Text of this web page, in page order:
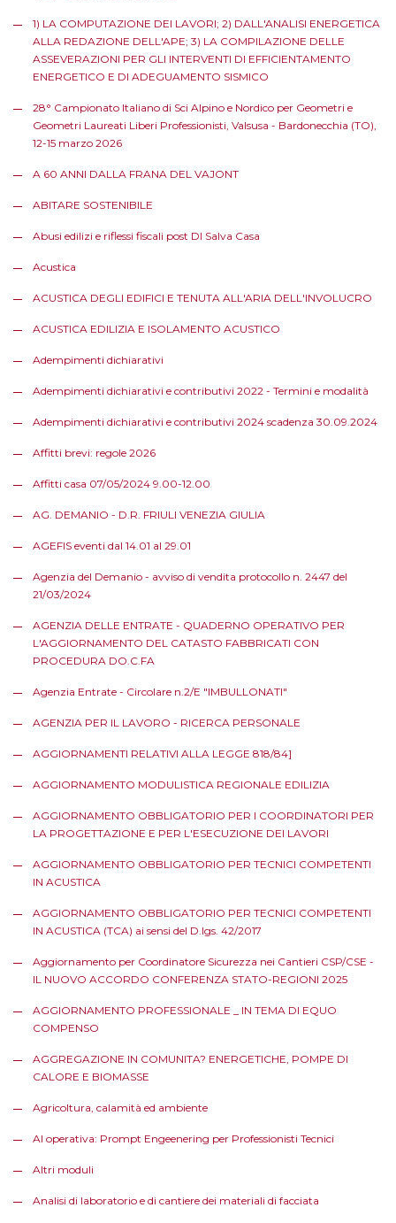
1) LA COMPUTAZIONE DEI LAVORI; 2) DALL'ANALISI ENERGETICA
ALLA REDAZIONE DELL'APE; 3) LA COMPILAZIONE DELLE
ASSEVERAZIONI PER GLI INTERVENTI DI EFFICIENTAMENTO
ENERGETICO E DI ADEGUAMENTO SISMICO
28° Campionato Italiano di Sci Alpino e Nordico per Geometri e
Geometri Laureati Liberi Professionisti, Valsusa - Bardonecchia (TO),
12-15 marzo 2026
A 60 ANNI DALLA FRANA DEL VAJONT
ABITARE SOSTENIBILE
Abusi edilizi e riflessi fiscali post DI Salva Casa
Acustica
ACUSTICA DEGLI EDIFICI E TENUTA ALL'ARIA DELL'INVOLUCRO
ACUSTICA EDILIZIA E ISOLAMENTO ACUSTICO
Adempimenti dichiarativi
Adempimenti dichiarativi e contributivi 2022 - Termini e modalità
Adempimenti dichiarativi e contributivi 2024 scadenza 30.09.2024
Affitti brevi: regole 2026
Affitti casa 07/05/2024 9.00-12.00
AG. DEMANIO - D.R. FRIULI VENEZIA GIULIA
AGEFIS eventi dal 14.01 al 29.01
Agenzia del Demanio - avviso di vendita protocollo n. 2447 del
21/03/2024
AGENZIA DELLE ENTRATE - QUADERNO OPERATIVO PER
L'AGGIORNAMENTO DEL CATASTO FABBRICATI CON
PROCEDURA DO.C.FA
Agenzia Entrate - Circolare n.2/E "IMBULLONATI"
AGENZIA PER IL LAVORO - RICERCA PERSONALE
AGGIORNAMENTI RELATIVI ALLA LEGGE 818/84]
AGGIORNAMENTO MODULISTICA REGIONALE EDILIZIA
AGGIORNAMENTO OBBLIGATORIO PER I COORDINATORI PER
LA PROGETTAZIONE E PER L'ESECUZIONE DEI LAVORI
AGGIORNAMENTO OBBLIGATORIO PER TECNICI COMPETENTI
IN ACUSTICA
AGGIORNAMENTO OBBLIGATORIO PER TECNICI COMPETENTI
IN ACUSTICA (TCA) ai sensi del D.lgs. 42/2017
Aggiornamento per Coordinatore Sicurezza nei Cantieri CSP/CSE -
IL NUOVO ACCORDO CONFERENZA STATO-REGIONI 2025
AGGIORNAMENTO PROFESSIONALE _ IN TEMA DI EQUO
COMPENSO
AGGREGAZIONE IN COMUNITA? ENERGETICHE, POMPE DI
CALORE E BIOMASSE
Agricoltura, calamità ed ambiente
AI operativa: Prompt Engeenering per Professionisti Tecnici
Altri moduli
Analisi di laboratorio e di cantiere dei materiali di facciata